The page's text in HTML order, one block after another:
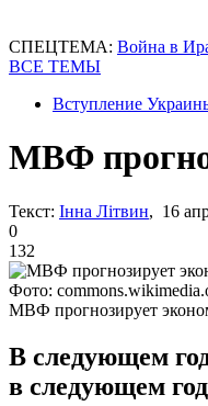
СПЕЦТЕМА: Война в
ВСЕ ТЕМЫ
Вступление
МВФ
Текст: Інна Літвин, 16
0
132
Фото:
МВФ прогнозирует
В следующем
в следующем